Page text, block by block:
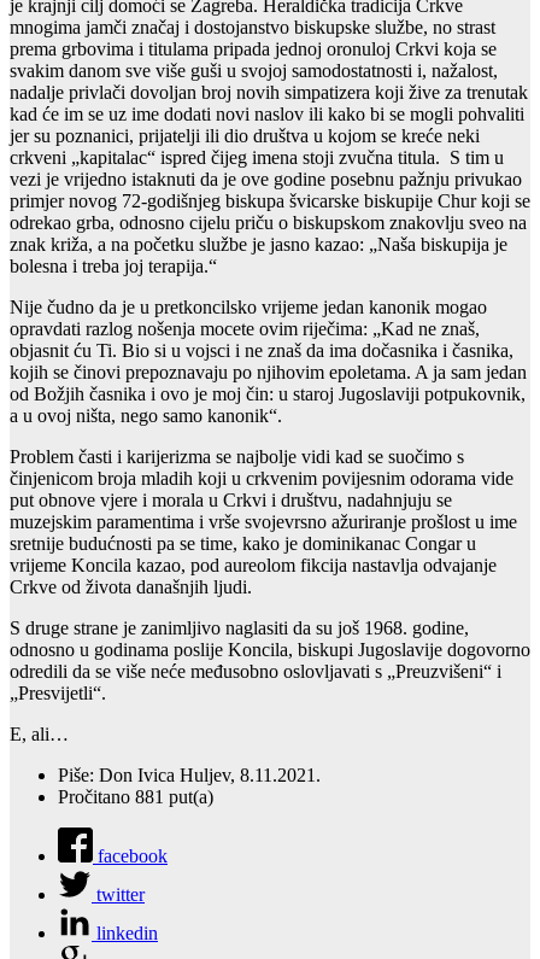
je krajnji cilj domoći se Zagreba. Heraldička tradicija Crkve
mnogima jamči značaj i dostojanstvo biskupske službe, no strast
prema grbovima i titulama pripada jednoj oronuloj Crkvi koja se
svakim danom sve više guši u svojoj samodostatnosti i, nažalost,
nadalje privlači dovoljan broj novih simpatizera koji žive za trenutak
kad će im se uz ime dodati novi naslov ili kako bi se mogli pohvaliti
jer su poznanici, prijatelji ili dio društva u kojom se kreće neki
crkveni „kapitalac“ ispred čijeg imena stoji zvučna titula. S tim u
vezi je vrijedno istaknuti da je ove godine posebnu pažnju privukao
primjer novog 72-godišnjeg biskupa švicarske biskupije Chur koji se
odrekao grba, odnosno cijelu priču o biskupskom znakovlju sveo na
znak križa, a na početku službe je jasno kazao: „Naša biskupija je
bolesna i treba joj terapija.“
Nije čudno da je u pretkoncilsko vrijeme jedan kanonik mogao
opravdati razlog nošenja mocete ovim riječima: „Kad ne znaš,
objasnit ću Ti. Bio si u vojsci i ne znaš da ima dočasnika i časnika,
kojih se činovi prepoznavaju po njihovim epoletama. A ja sam jedan
od Božjih časnika i ovo je moj čin: u staroj Jugoslaviji potpukovnik,
a u ovoj ništa, nego samo kanonik“.
Problem časti i karijerizma se najbolje vidi kad se suočimo s
činjenicom broja mladih koji u crkvenim povijesnim odorama vide
put obnove vjere i morala u Crkvi i društvu, nadahnjuju se
muzejskim paramentima i vrše svojevrsno ažuriranje prošlost u ime
sretnije budućnosti pa se time, kako je dominikanac Congar u
vrijeme Koncila kazao, pod aureolom fikcija nastavlja odvajanje
Crkve od života današnjih ljudi.
S druge strane je zanimljivo naglasiti da su još 1968. godine,
odnosno u godinama poslije Koncila, biskupi Jugoslavije dogovorno
odredili da se više neće međusobno oslovljavati s „Preuzvišeni“ i
„Presvijetli“.
E, ali…
Piše: Don Ivica Huljev, 8.11.2021.
Pročitano 881 put(a)
facebook
twitter
linkedin